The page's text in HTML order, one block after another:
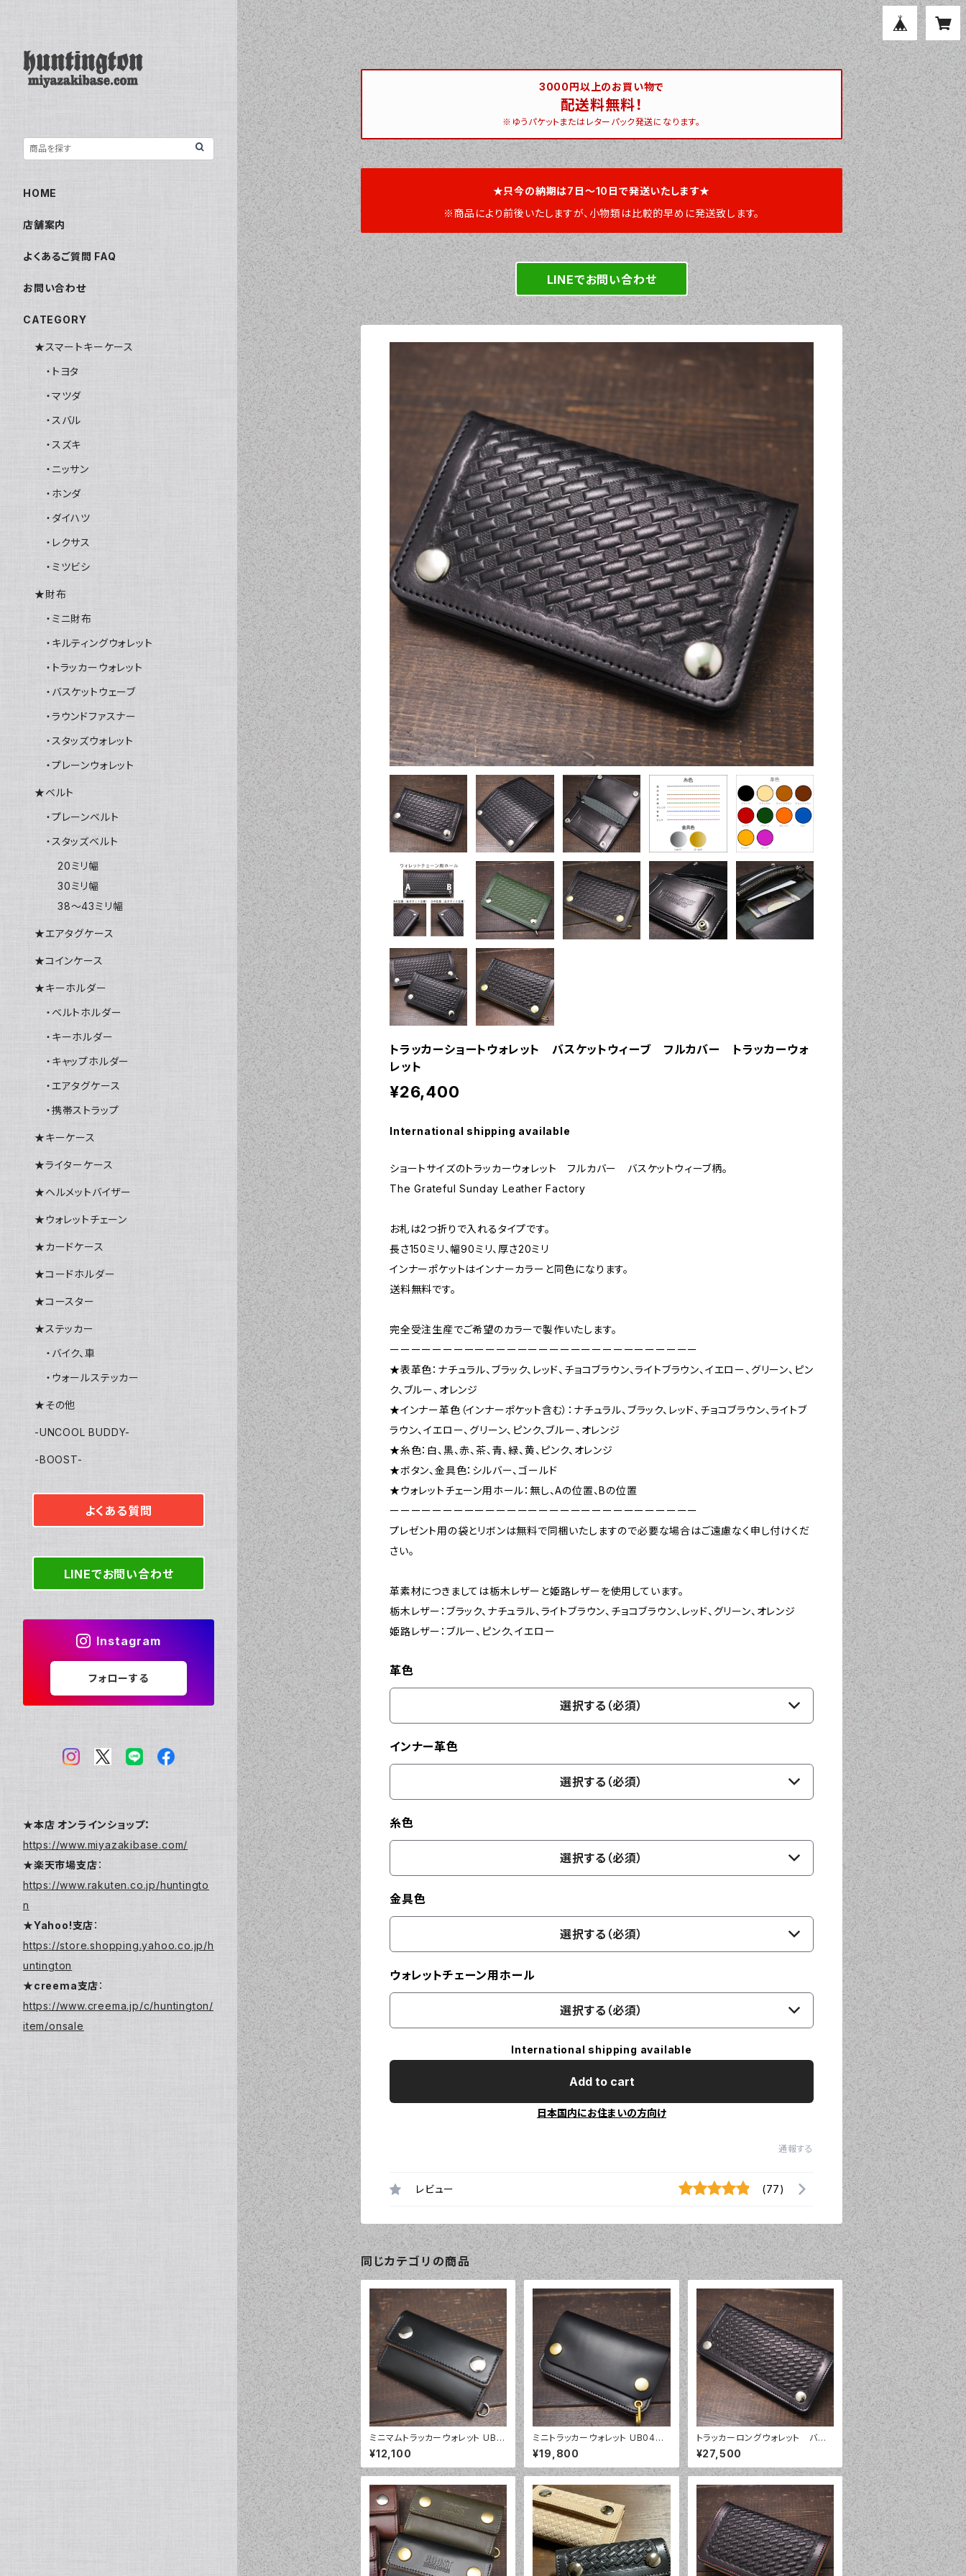
3000円以上のお買い物で
配送料無料！
※ゆうパケットまたはレターパック発送になります。
★只今の納期は7日～10日で発送いたします★
※商品により前後いたしますが、小物類は比較的早めに発送致します。
LINEでお問い合わせ
トラッカーショートウォレット バスケットウィーブ フルカバー トラッカーウォ
レット
¥26,400
International shipping available
ショートサイズのトラッカーウォレット フルカバー バスケットウィーブ柄。
The Grateful Sunday Leather Factory
お札は2つ折りで入れるタイプです。
長さ150ミリ、幅90ミリ、厚さ20ミリ
インナーポケットはインナーカラーと同色になります。
送料無料です。
完全受注生産でご希望のカラーで製作いたします。
ーーーーーーーーーーーーーーーーーーーーーーーーーーーーー
★表革色：ナチュラル、ブラック、レッド、チョコブラウン、ライトブラウン、イエロー、グリーン、ピン
ク、ブルー、オレンジ
★インナー革色（インナーポケット含む）：ナチュラル、ブラック、レッド、チョコブラウン、ライトブ
ラウン、イエロー、グリーン、ピンク、ブルー、オレンジ
★糸色：白、黒、赤、茶、青、緑、黄、ピンク、オレンジ
★ボタン、金具色：シルバー、ゴールド
★ウォレットチェーン用ホール：無し、Aの位置、Bの位置
ーーーーーーーーーーーーーーーーーーーーーーーーーーーーー
プレゼント用の袋とリボンは無料で同梱いたしますので必要な場合はご遠慮なく申し付けくだ
さい。
革素材につきましては栃木レザーと姫路レザーを使用しています。
栃木レザー：ブラック、ナチュラル、ライトブラウン、チョコブラウン、レッド、グリーン、オレンジ
姫路レザー：ブルー、ピンク、イエロー
革色
選択する（必須）
インナー革色
選択する（必須）
糸色
選択する（必須）
金具色
選択する（必須）
ウォレットチェーン用ホール
選択する（必須）
International shipping available
Add to cart
日本国内にお住まいの方向け
通報する
レビュー (77)
同じカテゴリの商品
ミニマムトラッカーウォレット UB0
3 クロムエクセル ハーフカバ
ー トラッカーウォレット
¥12,100
ミニトラッカーウォレット UB04
クロムエクセル ハーフカバー
トラッカーウォレット
¥19,800
トラッカーロングウォレット バス
ケットウィーブ フルカバー トラ
ッカーウォレット
¥27,500
HOME
店舗案内
よくあるご質問 FAQ
お問い合わせ
CATEGORY
★スマートキーケース
・トヨタ
・マツダ
・スバル
・スズキ
・ニッサン
・ホンダ
・ダイハツ
・レクサス
・ミツビシ
★財布
・ミニ財布
・キルティングウォレット
・トラッカーウォレット
・バスケットウェーブ
・ラウンドファスナー
・スタッズウォレット
・プレーンウォレット
★ベルト
・プレーンベルト
・スタッズベルト
20ミリ幅
30ミリ幅
38～43ミリ幅
★エアタグケース
★コインケース
★キーホルダー
・ベルトホルダー
・キーホルダー
・キャップホルダー
・エアタグケース
・携帯ストラップ
★キーケース
★ライターケース
★ヘルメットバイザー
★ウォレットチェーン
★カードケース
★コードホルダー
★コースター
★ステッカー
・バイク、車
・ウォールステッカー
★その他
-UNCOOL BUDDY-
-BOOST-
よくある質問
LINEでお問い合わせ
Instagram
フォローする
★本店 オンラインショップ：
https://www.miyazakibase.com/
★楽天市場支店：
https://www.rakuten.co.jp/huntingto
n
★Yahoo!支店：
https://store.shopping.yahoo.co.jp/h
untington
★creema支店：
https://www.creema.jp/c/huntington/
item/onsale